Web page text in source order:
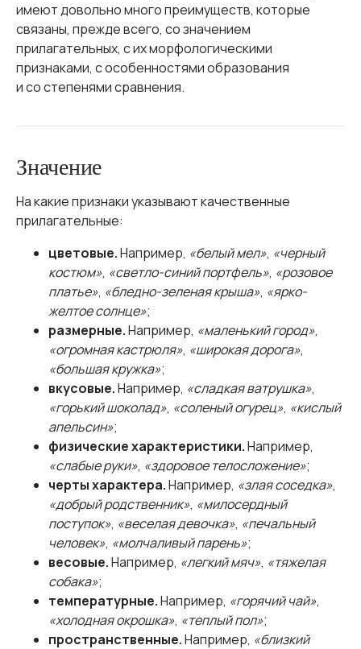
имеют довольно много преимуществ, которые
связаны, прежде всего, со значением
прилагательных, с их морфологическими
признаками, с особенностями образования
и со степенями сравнения.
Значение
На какие признаки указывают качественные
прилагательные:
цветовые.Например, «белый мел», «черный
костюм», «светло-синий портфель», «розовое
платье», «бледно-зеленая крыша», «ярко-
желтое солнце»;
размерные.Например, «маленький город»,
«огромная кастрюля», «широкая дорога»,
«большая кружка»;
вкусовые.Например, «сладкая ватрушка»,
«горький шоколад», «соленый огурец», «кислый
апельсин»;
физические характеристики.Например,
«слабые руки», «здоровое телосложение»;
черты характера.Например, «злая соседка»,
«добрый родственник», «милосердный
поступок», «веселая девочка», «печальный
человек», «молчаливый парень»;
весовые.Например, «легкий мяч», «тяжелая
собака»;
температурные.Например, «горячий чай»,
«холодная окрошка», «теплый пол»;
пространственные.Например, «близкий